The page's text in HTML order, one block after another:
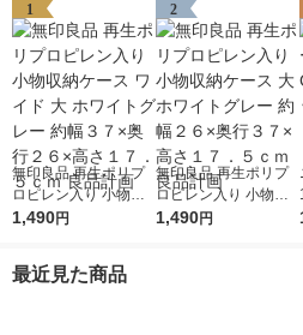
1
無印良品 再生ポリプ
ロピレン入り 小物収
納ケース ワイド 大 ホ
７．５ｃｍ 良品計画
1,490円
2
無印良品 再生ポリプ
ロピレン入り 小物収
納ケース 大 ホワイト
1,490円
最近見た商品